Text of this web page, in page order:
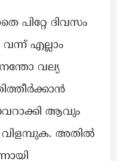
പിറ്റേ ദിവസം
എല്ലാം
വല്യ
ആവും
വിളമ്പുക. അതിൽ